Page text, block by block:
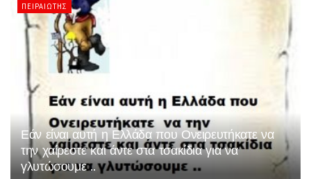
ΠΕΙΡΑΙΏΤΗΣ
Εάν είναι αυτή η Ελλάδα που Ονειρευτήκατε να
την χαίρεστε και άντε στα τσακίδια για να
γλυτώσουμε ..